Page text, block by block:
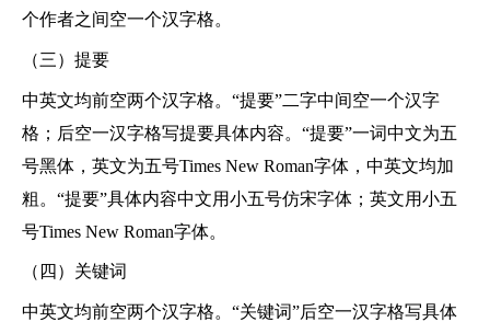
个作者之间空一个汉字格。
（三）提要
中英文均前空两个汉字格。 “提要”二字中间空一个汉字
格；后空一汉字格写提要具体内容。“提要”一词中文为五
号黑体，英文为五号Times New Roman字体，中英文均加
粗。“提要”具体内容中文用小五号仿宋字体；英文用小五
号Times New Roman字体。
（四）关键词
中英文均前空两个汉字格。 “关键词”后空一汉字格写具体